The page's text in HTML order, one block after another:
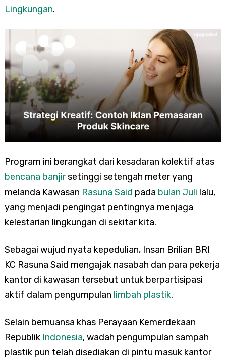
Lingkungan.
Program ini berangkat dari kesadaran kolektif atas
bencana banjirsetinggi setengah meter yang
melanda Kawasan Rasuna Said pada bulan Juli lalu,
yang menjadi pengingat pentingnya menjaga
kelestarian lingkungan di sekitar kita.
Sebagai wujud nyata kepedulian, Insan Brilian BRI
KC Rasuna Said mengajak nasabah dan para pekerja
kantor di kawasan tersebut untuk berpartisipasi
aktif dalam pengumpulan limbah plastik.
Selain bernuansa khas Perayaan Kemerdekaan
Republik Indonesia, wadah pengumpulan sampah
plastik pun telah disediakan di pintu masuk kantor